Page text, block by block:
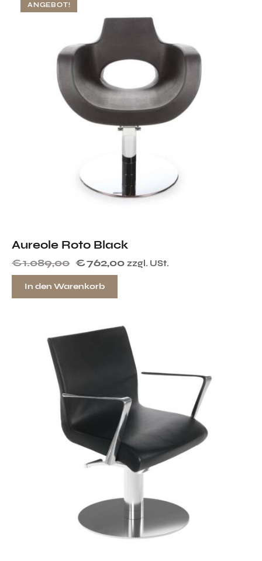
ANGEBOT!
Aureole Roto Black
€1.089,00 €762,00 zzgl. USt.
In den Warenkorb